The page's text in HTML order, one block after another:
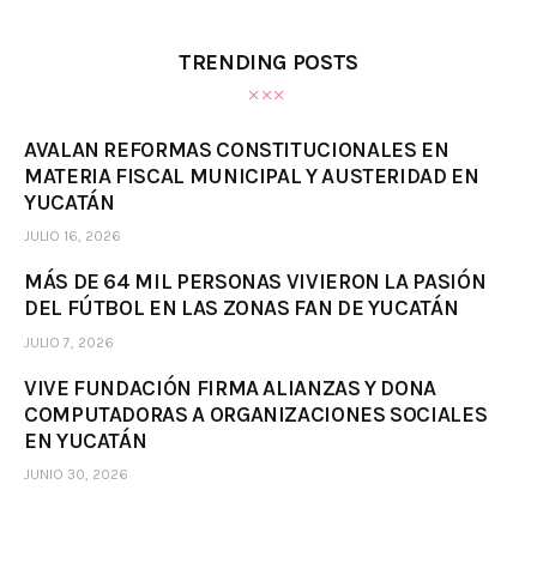
TRENDING POSTS
AVALAN REFORMAS CONSTITUCIONALES EN
MATERIA FISCAL MUNICIPAL Y AUSTERIDAD EN
YUCATÁN
JULIO 16, 2026
MÁS DE 64 MIL PERSONAS VIVIERON LA PASIÓN
DEL FÚTBOL EN LAS ZONAS FAN DE YUCATÁN
JULIO 7, 2026
VIVE FUNDACIÓN FIRMA ALIANZAS Y DONA
COMPUTADORAS A ORGANIZACIONES SOCIALES
EN YUCATÁN
JUNIO 30, 2026